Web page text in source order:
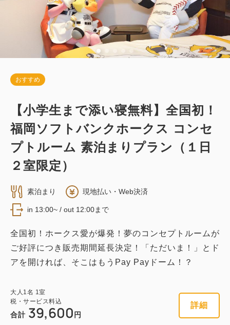
おすすめ
【小学生まで添い寝無料】全国初！
福岡ソフトバンクホークス コンセ
プトルーム 素泊まりプラン（１日
２室限定）
素泊まり 現地払い・Web決済
in 13:00~ / out 12:00まで
全国初！ホークス愛が爆発！夢のコンセプトルームが
ご好評につき販売期間延長決定！「ただいま！」とド
アを開ければ、そこはもうPay Payドーム！？
大人 1名 1室
税・サービス料込
合計 39,600 円
詳細